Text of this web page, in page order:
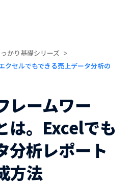
っかり基礎シリーズ
クセルでもできる売上データ分析の
レームワー
は。Excelでも
分析レポート
方法